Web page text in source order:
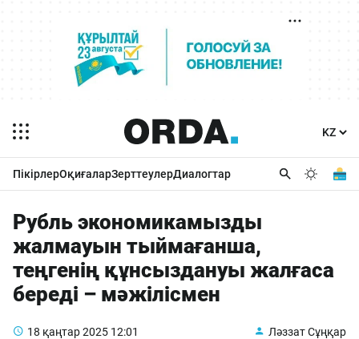
ПікірлерОқиғаларЗерттеулерДиалогтар
Рубль экономикамызды
жалмауын тыймағанша,
теңгенің құнсыздануы жалғаса
береді – мәжілісмен
18 қаңтар 2025 12:01 Ләззат Сұңқар